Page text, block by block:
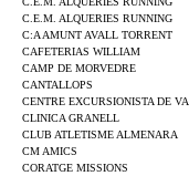
C.E.M. ALQUERIES RUNNING
C:A AMUNT AVALL TORRENT
CAFETERIAS WILLIAM
CAMP DE MORVEDRE
CANTALLOPS
CENTRE EXCURSIONISTA DE
CLINICA GRANELL
CLUB ATLETISME ALMENARA
CM AMICS
CORATGE MISSIONS